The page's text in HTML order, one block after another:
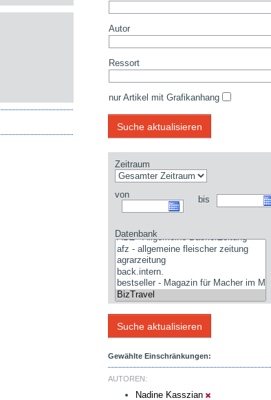
Autor
Ressort
nur Artikel mit Grafikanhang
Zeitraum
von bis
Datenbank
Gewählte Einschränkungen:
AUTOREN:
Nadine Kasszian